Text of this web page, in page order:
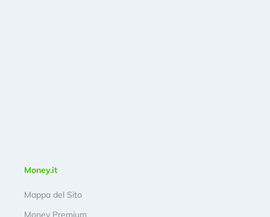
Money.it
Mappa del Sito
Money Premium